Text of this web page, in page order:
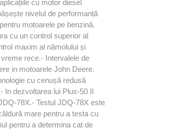
cu motor diesel
nivelul de performanță
motoarele pe benzină.
cu un control superior al
maxim al nămolului și
rece.- Intervalele de
in motoarele John Deere.
cu cenușă redusă
In dezvoltarea lui Plus-50 II
78X.- Testul JDQ-78X este
mare pentru a testa cu
pentru a determina cat de